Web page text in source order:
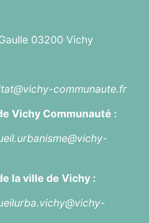
03200 Vichy
communaute.fr
Vichy Communauté :
la ville de Vichy :